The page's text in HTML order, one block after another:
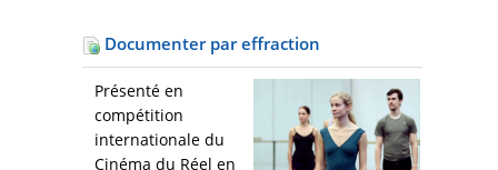
Documenter par effraction
Présenté en
compétition
internationale du
Cinéma du Réel en